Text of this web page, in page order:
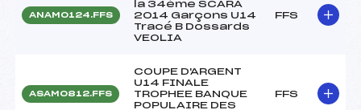
ANAM0124.FFS
la 34ème SCARA
2014 Garçons U14
Tracé B Dossards
VEOLIA
FFS
ASAM0812.FFS
COUPE D'ARGENT
U14 FINALE
TROPHEE BANQUE
POPULAIRE DES
FFS